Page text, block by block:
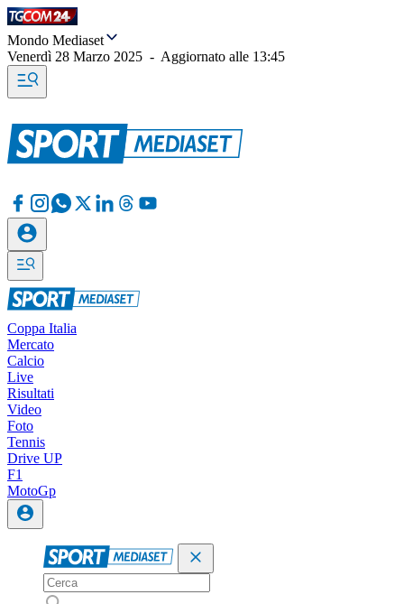
Mondo Mediaset
Venerdì 28 Marzo 2025 - Aggiornato alle 13:45
Coppa Italia
Mercato
Calcio
Live
Risultati
Video
Foto
Tennis
Drive UP
F1
MotoGp